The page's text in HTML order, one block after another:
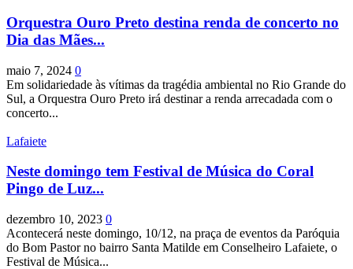
Orquestra Ouro Preto destina renda de concerto no
Dia das Mães...
maio 7, 2024 0
Em solidariedade às vítimas da tragédia ambiental no Rio Grande do
Sul, a Orquestra Ouro Preto irá destinar a renda arrecadada com o
concerto...
Lafaiete
Neste domingo tem Festival de Música do Coral
Pingo de Luz...
dezembro 10, 2023 0
Acontecerá neste domingo, 10/12, na praça de eventos da Paróquia
do Bom Pastor no bairro Santa Matilde em Conselheiro Lafaiete, o
Festival de Música...